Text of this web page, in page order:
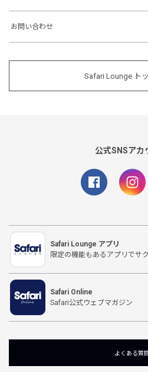
お問い合わせ
Safari Lounge ト
公式SNSアカ
Safari Lounge アプリ
限定の機能もあるアプリでサ
Safari Online
Safari公式ウェブマガジン
よくある質